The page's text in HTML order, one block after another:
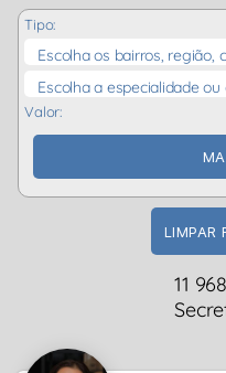
Tipo:
Escolha os bairros, região,
Escolha a especialidade
Valor:
LIMPAR
11